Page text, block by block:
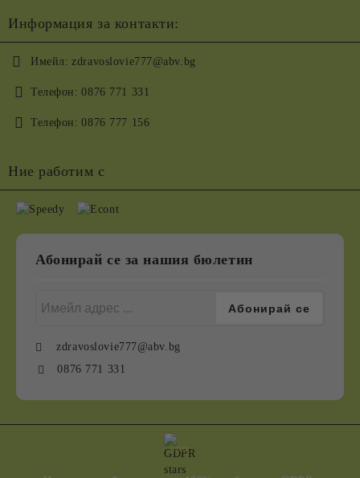
Информация за контакти:
Имейл: zdravoslovie777@abv.bg
Телефон: 0876 771 331
Телефон: 0876 777 156
Ние работим с
Абонирай се за нашия бюлетин
zdravoslovie777@abv.bg
0876 771 331
GDPR